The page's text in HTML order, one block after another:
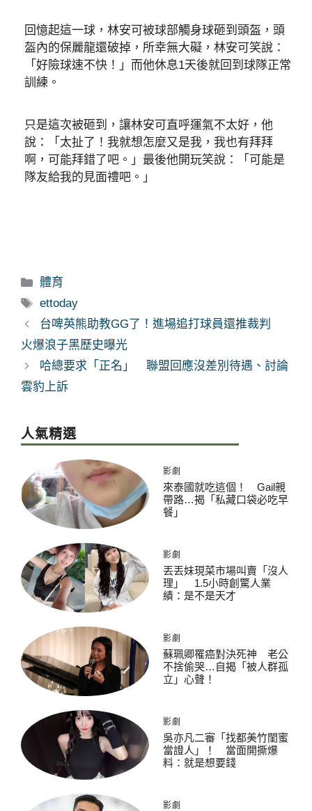
回憶起這一球，林安可被球部觸身球砸到頭盔，頭
盔內的保麗龍還破掉，所幸無大礙，林安可笑說：
「好險球速不快！」而他休息1天後就回到球隊正常
訓練。
只是這次被砸到，讓林安可直呼運氣不太好，他
說：「太扯了！我就想怎麼又是我，我也有拜拜
啊，可能拜錯了吧。」最後他開玩笑說：「可能是
隊友給我的見面禮吧。」
分
類
體育
標
籤
ettoday
台啤英熊助教GG了！進場追打球員還推裁判
火爆浪子黑歷史曝光
哈總要求「正名」 聯盟回應沒差別待遇、討論
雲豹上訴
人氣精選
影劇
來泰國就吃這個！ Gail親
帶路…揭「私藏口袋必吃早
餐」
影劇
丟丟妹現菜市場叫賣「沒人
理」 1.5小時創驚人業
績：是不是天才
影劇
蘇珮卿罹癌對決死神 老公
不捨偷哭…自揭「被人群孤
立」心聲！
影劇
吳亦凡二審「找都美竹閨蜜
當證人」！ 當面開撕爆
料：就是想要錢
影劇